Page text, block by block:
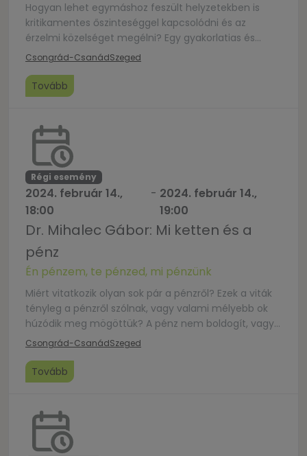
Hogyan lehet egymáshoz feszült helyzetekben is
kritikamentes őszinteséggel kapcsolódni és az
érzelmi közelséget megélni? Egy gyakorlatias és
életteli, kapcsolatot gazdagító szemlélettel,
Ágota, EMK tréner Jelentkezés február 11-ig:
pasztoralis.hu/hh2024-szeged/
Csongrád-CsanádSzeged
Tovább
Régi esemény
2024. február 14.,
18:00
- 2024. február 14.,
19:00
Dr. Mihalec Gábor: Mi ketten és a
pénz
Én pénzem, te pénzed, mi pénzünk
Miért vitatkozik olyan sok pár a pénzről? Ezek a viták
tényleg a pénzről szólnak, vagy valami mélyebb ok
húzódik meg mögöttük? A pénz nem boldogít, vagy
a boldogság bizonyos fokig pénz kérdése is? Melyik a
Előadó: Dr. Mihalec Gábor család- és párterapeuta
Csongrád-CsanádSzeged
Tovább